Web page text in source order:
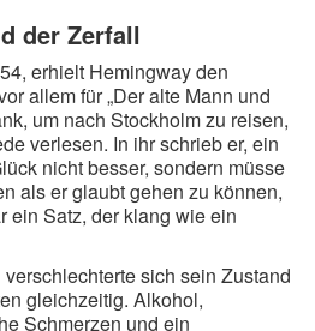
der Zerfall
erhielt Hemingway den
allem für „Der alte Mann und
um nach Stockholm zu reisen,
verlesen. In ihr schrieb er, ein
nicht besser, sondern müsse
als er glaubt gehen zu können,
ein Satz, der klang wie ein
sich sein Zustand
gleichzeitig. Alkohol,
Schmerzen und ein